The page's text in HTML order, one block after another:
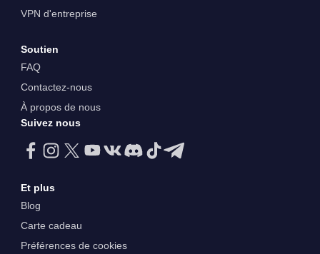
VPN d'entreprise
Soutien
FAQ
Contactez-nous
À propos de nous
Suivez nous
Et plus
Blog
Carte cadeau
Préférences de cookies